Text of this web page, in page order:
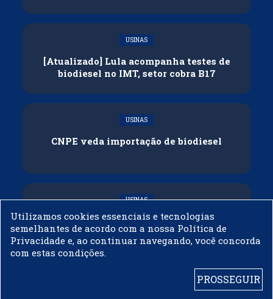
USINAS
[Atualizado] Lula acompanha testes de
biodiesel no IMT, setor cobra B17
USINAS
CNPE veda importação de biodiesel
USINAS
Acelen Renováveis assina acordo com
Bunge para óleo de soja em projeto na
Bahia
Utilizamos cookies essenciais e tecnologias
semelhantes de acordo com a nossa Política de
Privacidade e, ao continuar navegando, você concorda
com estas condições.
PROSSEGUIR